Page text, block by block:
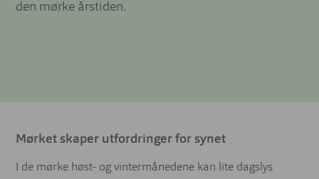
den mørke årstiden.
Mørket skaper utfordringer for synet
I de mørke høst- og vintermånedene kan lite dagslys